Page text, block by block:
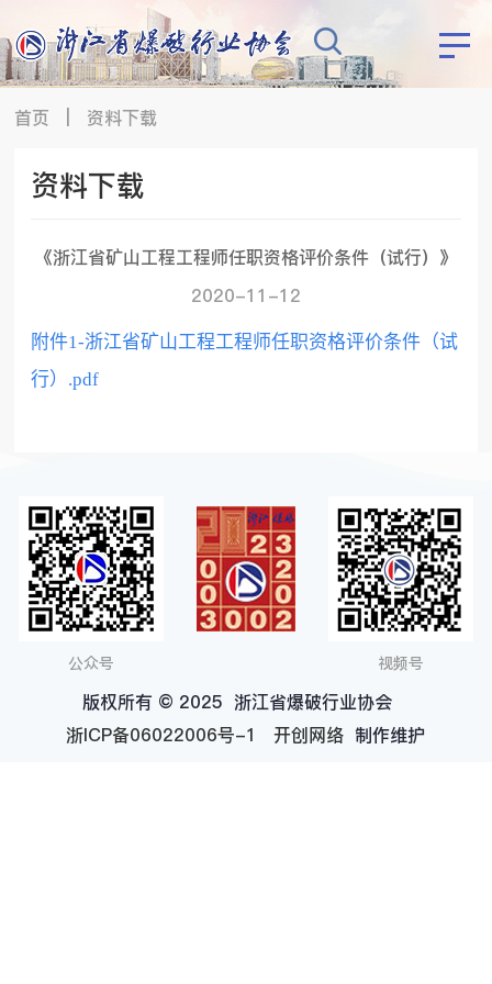
首页 资料下载
资料下载
《浙江省矿山工程工程师任职资格评价条件（试行）》
2020-11-12
附件1-浙江省矿山工程工程师任职资格评价条件（试
行）.pdf
公众号 视频号
版权所有 © 2025 浙江省爆破行业协会
浙ICP备06022006号-1
开创网络 制作维护